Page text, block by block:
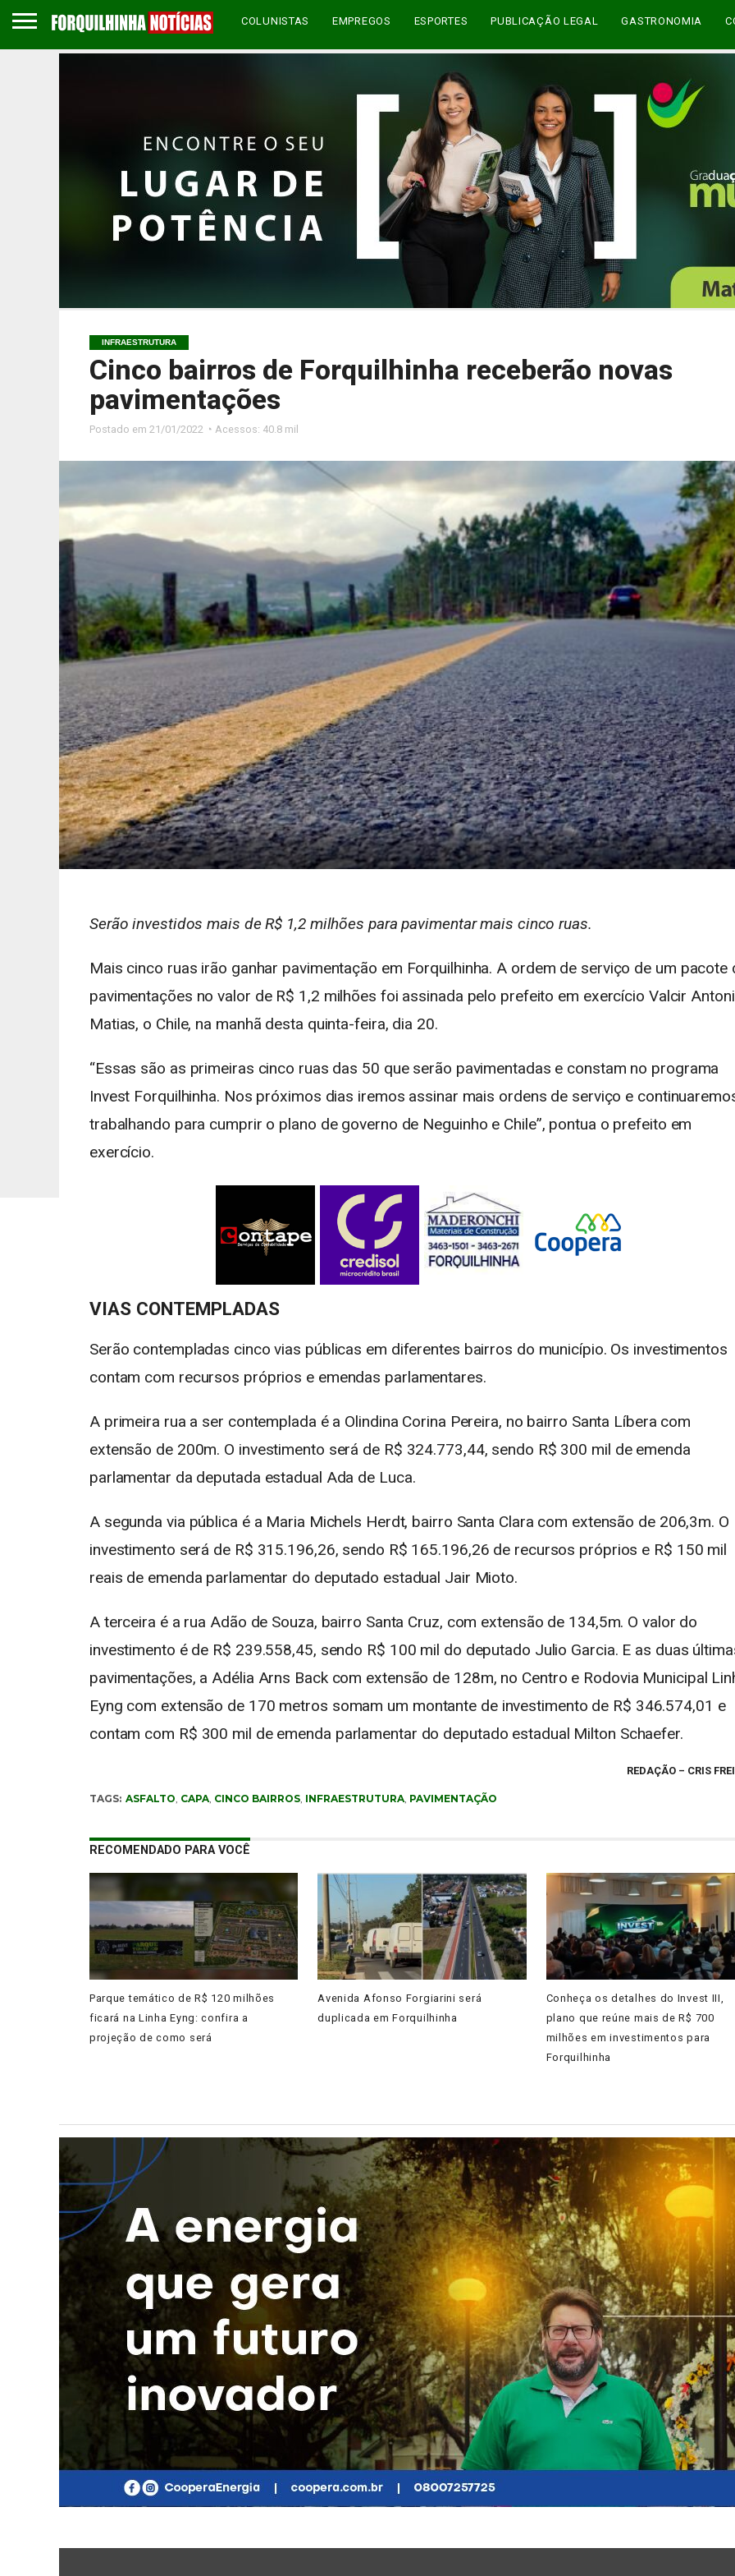
COLUNISTAS EMPREGOS ESPORTES PUBLICAÇÃO LEGAL GASTRONOMIA
INFRAESTRUTURA
Cinco bairros de Forquilhinha receberão novas
pavimentações
Postado em 21/01/2022 ◔ Acessos: 40.8 mil
Serão investidos mais de R$ 1,2 milhões para pavimentar mais cinco ruas.
Mais cinco ruas irão ganhar pavimentação em Forquilhinha. A ordem de serviço de um pacote
pavimentações no valor de R$ 1,2 milhões foi assinada pelo prefeito em exercício Valcir
Matias, o Chile, na manhã desta quinta-feira, dia 20.
“Essas são as primeiras cinco ruas das 50 que serão pavimentadas e constam no programa
Invest Forquilhinha. Nos próximos dias iremos assinar mais ordens de serviço e
trabalhando para cumprir o plano de governo de Neguinho e Chile”, pontua o prefeito em
exercício.
VIAS CONTEMPLADAS
Serão contempladas cinco vias públicas em diferentes bairros do município. Os investimentos
contam com recursos próprios e emendas parlamentares.
A primeira rua a ser contemplada é a Olindina Corina Pereira, no bairro Santa Líbera com
extensão de 200m. O investimento será de R$ 324.773,44, sendo R$ 300 mil de emenda
parlamentar da deputada estadual Ada de Luca.
A segunda via pública é a Maria Michels Herdt, bairro Santa Clara com extensão de 206,3m. O
investimento será de R$ 315.196,26, sendo R$ 165.196,26 de recursos próprios e R$ 150 mil
reais de emenda parlamentar do deputado estadual Jair Mioto.
A terceira é a rua Adão de Souza, bairro Santa Cruz, com extensão de 134,5m. O valor do
investimento é de R$ 239.558,45, sendo R$ 100 mil do deputado Julio Garcia. E as duas
pavimentações, a Adélia Arns Back com extensão de 128m, no Centro e Rodovia Municipal
Eyng com extensão de 170 metros somam um montante de investimento de R$ 346.574,01 e
contam com R$ 300 mil de emenda parlamentar do deputado estadual Milton Schaefer.
REDAÇÃO – CRIS
TAGS: ASFALTO CAPA, CINCO BAIRROS, INFRAESTRUTURA, PAVIMENTAÇÃO
RECOMENDADO PARA VOCÊ
Parque temático de R$ 120 milhões
ficará na Linha Eyng: confira a
projeção de como será
Avenida Afonso Forgiarini será
duplicada em Forquilhinha
Conheça os detalhes do Invest III,
plano que reúne mais de R$ 700
milhões em investimentos para
Forquilhinha